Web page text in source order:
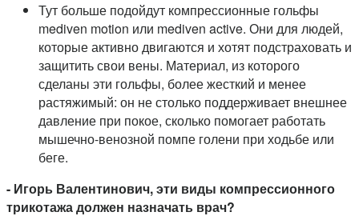
Тут больше подойдут компрессионные гольфы
mediven motion или mediven active. Они для людей,
которые активно двигаются и хотят подстраховать и
защитить свои вены. Материал, из которого
сделаны эти гольфы, более жесткий и менее
растяжимый: он не столько поддерживает внешнее
давление при покое, сколько помогает работать
мышечно-венозной помпе голени при ходьбе или
беге.
- Игорь Валентинович, эти виды компрессионного
трикотажа должен назначать врач?